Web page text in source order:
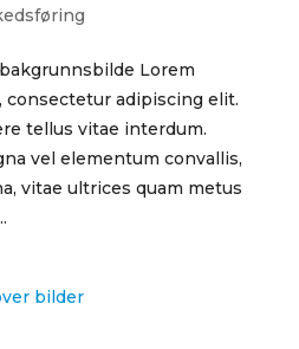
Lorem
consectetur adipiscing elit.
tellus vitae interdum.
vel elementum convallis,
vitae ultrices quam metus